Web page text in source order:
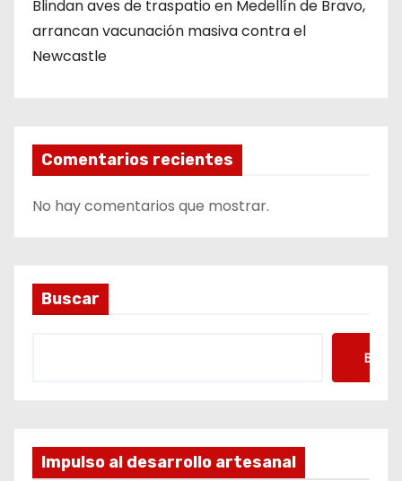
Blindan aves de traspatio en Medellín de Bravo,
arrancan vacunación masiva contra el
Newcastle
Comentarios recientes
No hay comentarios que mostrar.
Buscar
Impulso al desarrollo artesanal